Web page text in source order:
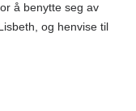
å benytte seg av
og henvise til